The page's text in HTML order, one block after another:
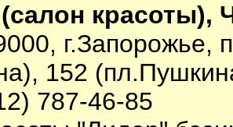
красоты),
г.Запорожье,
152
787-46-85